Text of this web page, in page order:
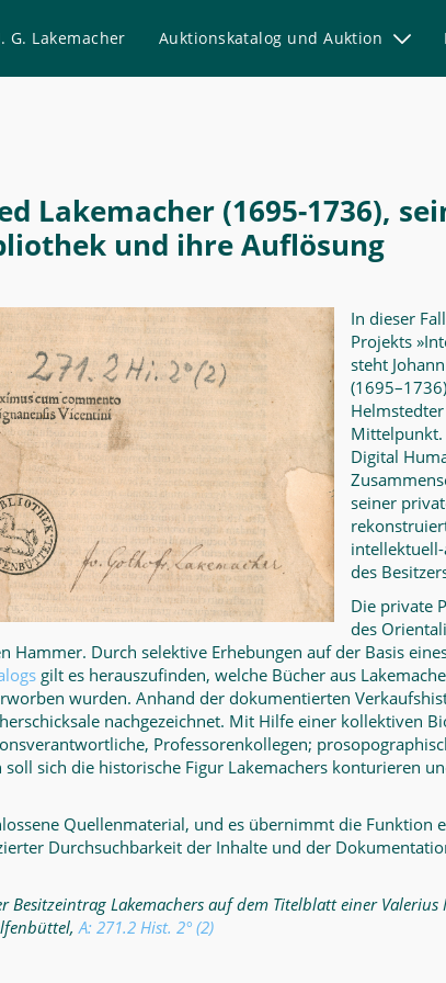
G. Lakemacher Auktionskatalog und Auktion
Lakemacher (1695-1736),
und ihre Auflösung
In dieser
Projekts
steht
Digital
seiner
des
Die private
des
Hammer. Durch selektive Erhebungen auf der Basis
gilt es herauszufinden, welche Bücher aus
wurden. Anhand der dokumentierten
nachgezeichnet. Mit Hilfe einer kollektiven
Professorenkollegen;
sich die historische Figur Lakemachers konturieren
Quellenmaterial, und es übernimmt die Funktion
Durchsuchbarkeit der Inhalte und der
Lakemachers auf dem Titelblatt einer Valerius
A: 271.2 Hist. 2° (2)